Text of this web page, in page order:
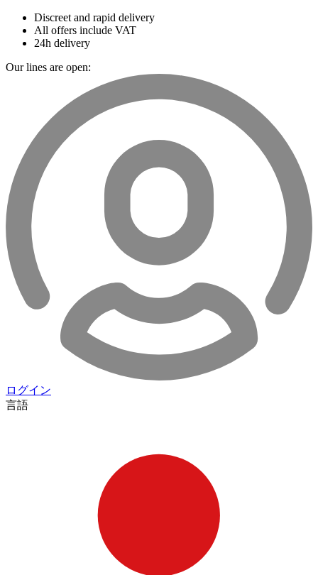
Discreet and rapid delivery
All offers include VAT
24h delivery
Our lines are open:
ログイン
言語